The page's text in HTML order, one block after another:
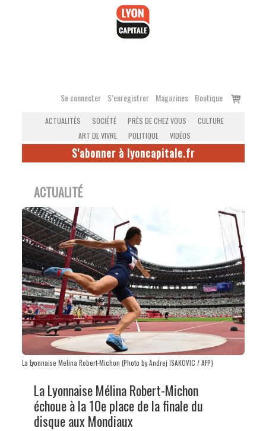
Se connecter S’enregistrer Magazines Boutique
Voir
ACTUALITÉS SOCIÉTÉ PRÈS DE CHEZ VOUS
CULTURE
ART DE VIVRE
POLITIQUE VIDÉOS
S'abonner à lyoncapitale.fr
ACTUALITÉ
La Lyonnaise Melina Robert-Michon (Photo by Andrej ISAKOVIC / AFP)
La Lyonnaise Mélina Robert-Michon
échoue à la 10e place de la finale du
disque aux Mondiaux